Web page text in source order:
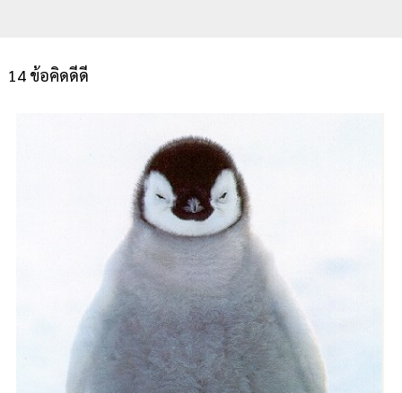
14 ข้อคิดดีดี